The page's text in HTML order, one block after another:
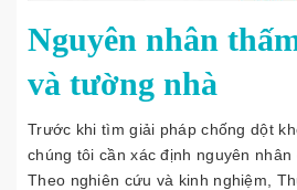
Nguyên nhân
và tường nhà
Trước khi tìm giải pháp chống dột
chúng tôi cần xác định nguyên nhân
Theo nghiên cứu và kinh nghiệm,